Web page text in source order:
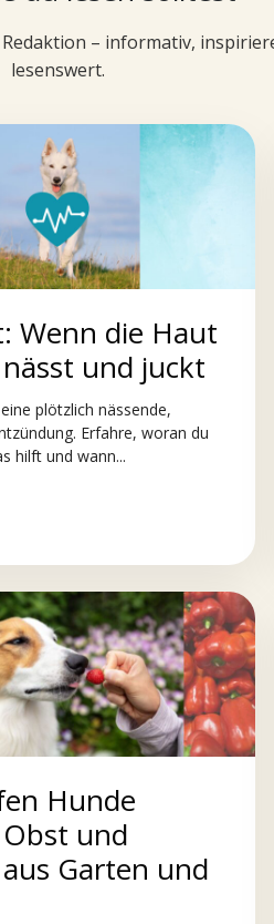
– informativ,
lesenswert.
Wenn die Haut
und juckt
plötzlich nässende,
Erfahre, woran du
hilft und wann...
Hunde
und
Garten und